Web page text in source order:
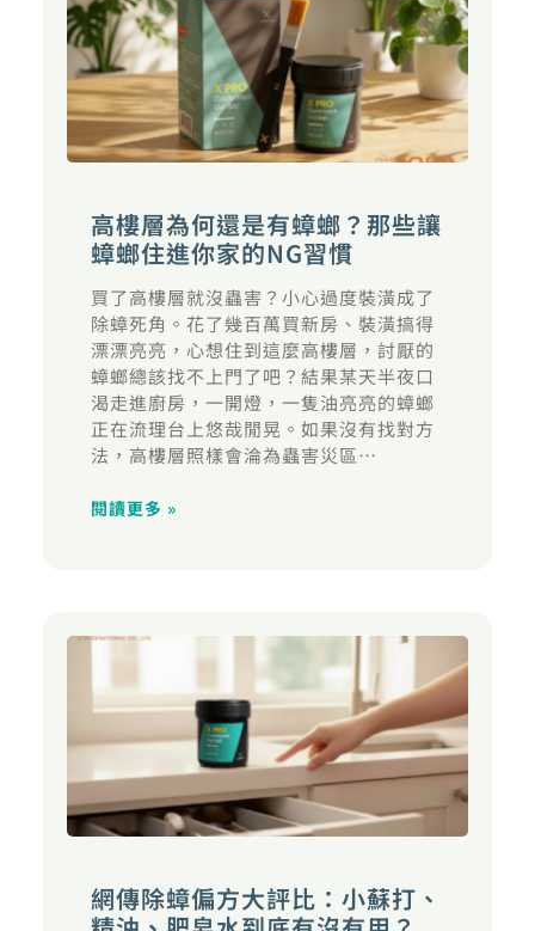
高樓層為何還是有蟑螂？那些讓
蟑螂住進你家的NG習慣
買了高樓層就沒蟲害？小心過度裝潢成了
除蟑死角。花了幾百萬買新房、裝潢搞得
漂漂亮亮，心想住到這麼高樓層，討厭的
蟑螂總該找不上門了吧？結果某天半夜口
渴走進廚房，一開燈，一隻油亮亮的蟑螂
正在流理台上悠哉閒晃。如果沒有找對方
法，高樓層照樣會淪為蟲害災區…
閱讀更多 »
網傳除蟑偏方大評比：小蘇打、